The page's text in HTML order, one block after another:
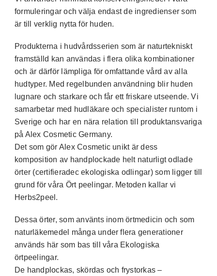
formuleringar och välja endast de ingredienser som
är till verklig nytta för huden.
Produkterna i hudvårdsserien som är naturtekniskt
framställd kan användas i flera olika kombinationer
och är därför lämpliga för omfattande vård av alla
hudtyper. Med regelbunden användning blir huden
lugnare och starkare och får ett friskare utseende. Vi
samarbetar med hudläkare och specialister runtom i
Sverige och har en nära relation till produktansvariga
på Alex Cosmetic Germany.
Det som gör Alex Cosmetic unikt är dess
komposition av handplockade helt naturligt odlade
örter (certifieradec ekologiska odlingar) som ligger till
grund för våra Ört peelingar. Metoden kallar vi
Herbs2peel.
Dessa örter, som använts inom örtmedicin och som
naturläkemedel många under flera generationer
används här som bas till våra Ekologiska
örtpeelingar.
De handplockas, skördas och frystorkas –